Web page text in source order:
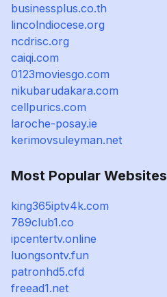
businessplus.co.th
lincolndiocese.org
ncdrisc.org
caiqi.com
0123moviesgo.com
nikubarudakara.com
cellpurics.com
laroche-posay.ie
kerimovsuleyman.net
Most Popular Websites
king365iptv4k.com
789club1.co
ipcentertv.online
luongsontv.fun
patronhd5.cfd
freead1.net